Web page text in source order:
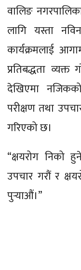
वालिङ
लागि यस्ता
कार्यक्रमलाई
प्रतिबद्धता
देखिएमा
परीक्षण तथा
गरिएको छ।
“क्षयरोग निको
उपचार गरौं र
पुर्‍याऔं।”